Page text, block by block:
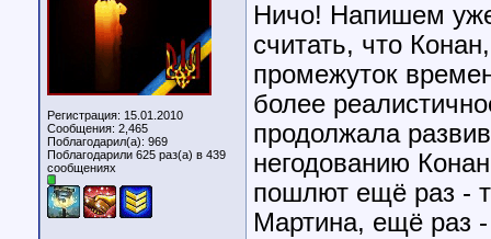
Регистрация: 15.01.2010
Сообщения: 2,465
Поблагодарил(а): 969
Поблагодарили 625 раз(а) в 439
сообщениях
Ничо! Напишем
считать, что
промежуток
более
продолжала
негодованию
пошлют ещё раз -
Мартина, ещё раз